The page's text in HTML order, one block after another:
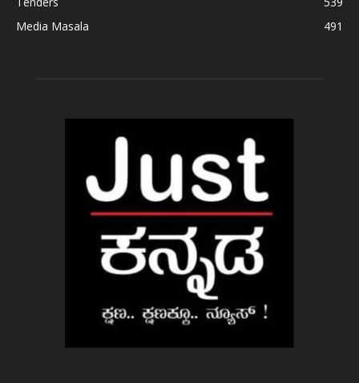
Media Masala
491